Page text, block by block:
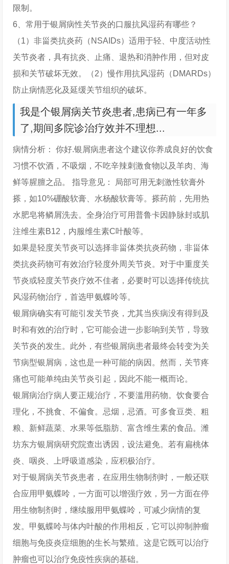
限制。
6、常用于银屑病性关节炎的口服抗风湿药有哪些？
（1）非甾类抗炎药（NSAIDs）适用于轻、中度活动性
关节炎者，具有抗炎、止痛、退热和消肿作用，但对皮
损和关节破坏无效。（2）慢作用抗风湿药（DMARDs）
防止病情恶化及延缓关节组织的破坏。
我是个银屑病关节炎患者,患病已有一年多
了,期间多院诊治疗效并不理想...
病情分析： 你好.银屑病患者这个建议你养成良好的饮食
习惯不饮酒，不吸烟，不吃辛辣刺激食物以及羊肉、海
鲜等腥膻之品。 指导意见： 局部可用无刺激性软膏外
搽，如10%硼酸软膏、水杨酸软膏等。搽药前，先用热
水肥皂将鳞屑洗去。全身治疗可用普鲁卡因静脉封或肌
注维生素B12，内服维生素C叶酸等。
如果是轻度关节炎可以选择非甾体类抗炎药物，非甾体
类抗炎药物可有效治疗轻度外周关节炎。对于中重度关
节炎或轻度关节炎疗效不佳者，必要时可以选择传统抗
风湿药物治疗，首选甲氨蝶呤等。
银屑病确实有可能引发关节炎，尤其当疾病没有得到及
时和有效的治疗时，它可能会进一步影响到关节，导致
关节炎的发生。此外，有些银屑病患者最终会转变为关
节病型银屑病，这也是一种可能的病因。然而，关节疼
痛也可能单纯由关节炎引起，因此不能一概而论。
银屑病治疗病人要正规治疗，不要滥用药物。饮食要合
理化，不挑食、不偏食。忌烟，忌酒。可多食豆类、粗
粮、新鲜蔬菜、水果等低脂肪、富含维生素的食品。潍
坊东方银屑病研究院查出诱因，设法避免。若有扁桃体
炎、咽炎、上呼吸道感染，应积极治疗。
对于银屑病关节炎患者，在应用生物制剂时，一般还联
合应用甲氨蝶呤，一方面可以增强疗效，另一方面在停
用生物制剂时，继续服用甲氨蝶呤，可减少病情的复
发。甲氨蝶呤与体内叶酸的作用相反，它可以抑制肿瘤
细胞与免疫炎症细胞的生长与繁殖。这是它既可以治疗
肿瘤也可以治疗免疫性疾病的基础。